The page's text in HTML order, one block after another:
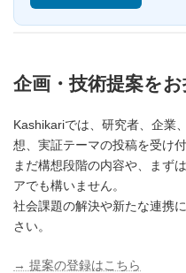
企画・技術提案を
Kashikariでは、研究者、企業
想、実証テーマの投稿を受け付
まだ構想段階の内容や、まず
アでも構いません。
社会課題の解決や新たな連携
さい。
→ 提案の登録はこちら